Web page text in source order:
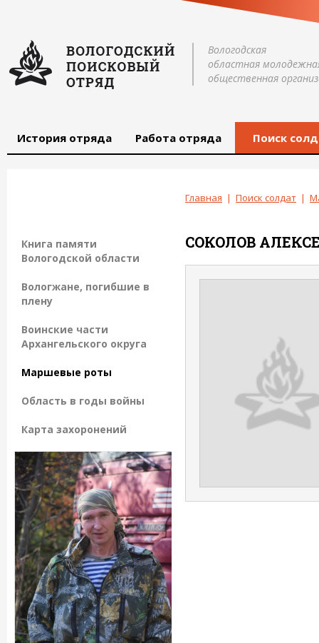
Вологодская
областная
общественная
История отряда Работа отряда Поиск
Главная | Поиск солдат |
СОКОЛОВ
Книга памяти
Вологодской области
Вологжане, погибшие в
плену
Воинские части
Архангельского округа
Маршевые роты
Область в годы войны
Карта захоронений